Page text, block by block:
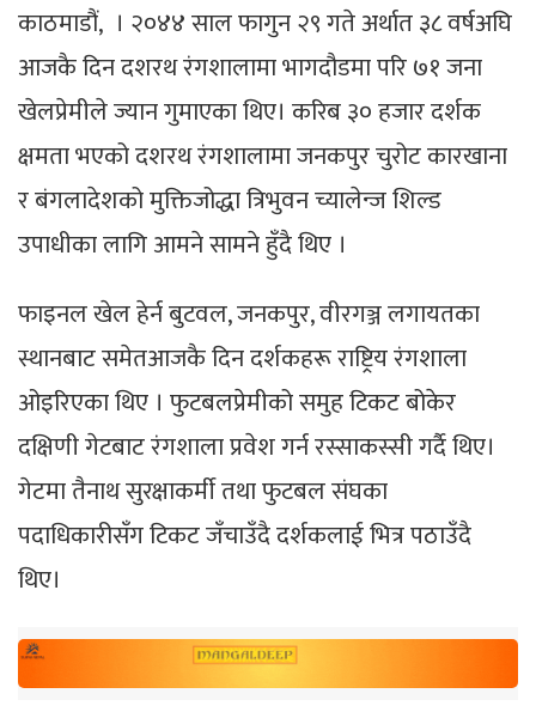
काठमाडौं, । २०४४ साल फागुन २९ गते अर्थात ३८ वर्षअघि
आजकै दिन दशरथ रंगशालामा भागदौडमा परि ७१ जना
खेलप्रेमीले ज्यान गुमाएका थिए। करिब ३० हजार दर्शक
क्षमता भएको दशरथ रंगशालामा जनकपुर चुरोट कारखाना
र बंगलादेशको मुक्तिजोद्धा त्रिभुवन च्यालेन्ज शिल्ड
उपाधीका लागि आमने सामने हुँदै थिए ।
फाइनल खेल हेर्न बुटवल, जनकपुर, वीरगञ्ज लगायतका
स्थानबाट समेतआजकै दिन दर्शकहरू राष्ट्रिय रंगशाला
ओइरिएका थिए । फुटबलप्रेमीको समुह टिकट बोकेर
दक्षिणी गेटबाट रंगशाला प्रवेश गर्न रस्साकस्सी गर्दै थिए।
गेटमा तैनाथ सुरक्षाकर्मी तथा फुटबल संघका
पदाधिकारीसँग टिकट जँचाउँदै दर्शकलाई भित्र पठाउँदै
थिए।